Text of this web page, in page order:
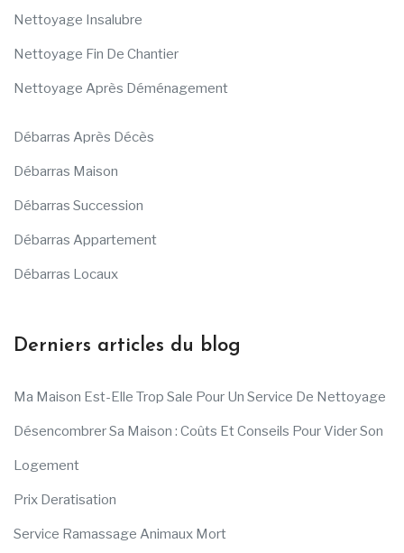
Nettoyage Insalubre
Nettoyage Fin De Chantier
Nettoyage Après Déménagement
Débarras Après Décès
Débarras Maison
Débarras Succession
Débarras Appartement
Débarras Locaux
Derniers articles du blog
Ma Maison Est-Elle Trop Sale Pour Un Service De Nettoyage
Désencombrer Sa Maison : Coûts Et Conseils Pour Vider Son
Logement
Prix Deratisation
Service Ramassage Animaux Mort